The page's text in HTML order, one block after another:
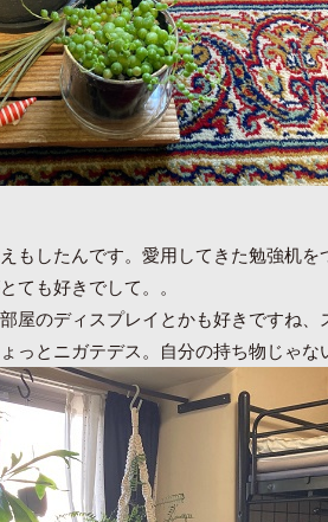
もしたんです。愛用してきた勉強机を
ても好きでして。。
屋のディスプレイとかも好きですね、
っとニガテデス。自分の持ち物じゃ